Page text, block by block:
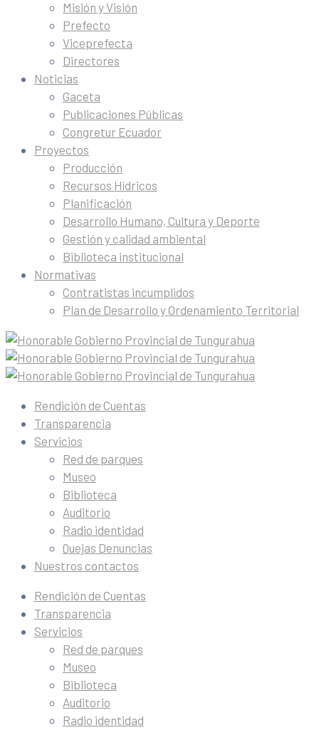
Misión y Visión
Prefecto
Viceprefecta
Directores
Noticias
Gaceta
Publicaciones Públicas
Congretur Ecuador
Proyectos
Producción
Recursos Hídricos
Planificación
Desarrollo Humano, Cultura y Deporte
Gestión y calidad ambiental
Biblioteca institucional
Normativas
Contratistas incumplidos
Plan de Desarrollo y Ordenamiento Territorial
Rendición de Cuentas
Transparencia
Servicios
Red de parques
Museo
Biblioteca
Auditorio
Radio identidad
Quejas Denuncias
Nuestros contactos
Rendición de Cuentas
Transparencia
Servicios
Red de parques
Museo
Biblioteca
Auditorio
Radio identidad